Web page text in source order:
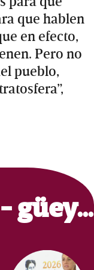
que hablen
en efecto,
Pero no
pueblo,
güey…